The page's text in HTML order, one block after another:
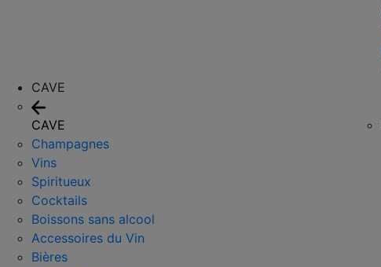
CAVE
CAVE
Champagnes
Vins
Spiritueux
Cocktails
Boissons sans alcool
Accessoires du Vin
Bières